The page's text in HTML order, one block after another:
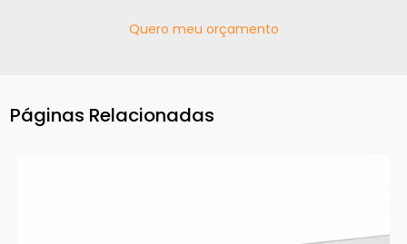
Quero meu orçamento
Páginas Relacionadas